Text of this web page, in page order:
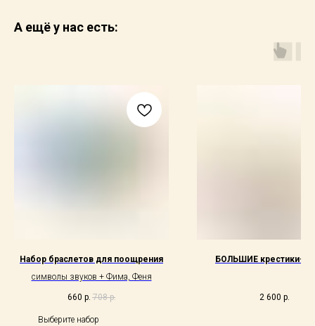
А ещё у нас есть:
Набор браслетов для поощрения
символы звуков + Фима, Феня
660 р. 708 р.
Выберите набор
БОЛЬШИЕ крестики-
2 600 р.